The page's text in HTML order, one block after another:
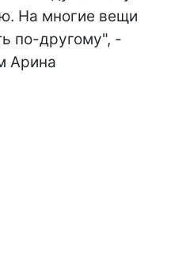
На многие вещи
по-другому", -
Арина